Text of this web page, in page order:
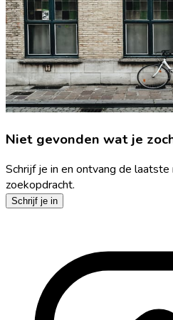
Niet gevonden wat je
Schrijf je in en ontvang de
zoekopdracht.
Schrijf je in